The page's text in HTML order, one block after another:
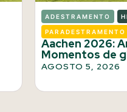
ADESTRAMENTO
PARADESTRAMENTO
Aachen 2026:
Momentos de
AGOSTO 5, 2026